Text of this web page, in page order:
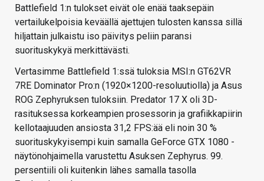
Battlefield 1:n tulokset eivät ole enää taaksepäin
vertailukelpoisia keväällä ajettujen tulosten kanssa sillä
hiljattain julkaistu iso päivitys peliin paransi
suorituskykyä merkittävästi.
Vertasimme Battlefield 1:ssä tuloksia MSI:n GT62VR
7RE Dominator Pro:n (1920×1200-resoluutiolla) ja Asus
ROG Zephyruksen tuloksiin. Predator 17 X oli 3D-
rasituksessa korkeampien prosessorin ja grafiikkapiirin
kellotaajuuden ansiosta 31,2 FPS:ää eli noin 30 %
suorituskykyisempi kuin samalla GeForce GTX 1080 -
näytönohjaimella varustettu Asuksen Zephyrus. 99.
persentiili oli kuitenkin lähes samalla tasolla